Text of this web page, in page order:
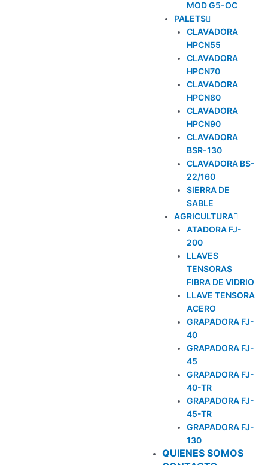
MOD G5-OC
PALETS
CLAVADORA
HPCN55
CLAVADORA
HPCN70
CLAVADORA
HPCN80
CLAVADORA
HPCN90
CLAVADORA
BSR-130
CLAVADORA BS-
22/160
SIERRA DE
SABLE
AGRICULTURA
ATADORA FJ-
200
LLAVES
TENSORAS
FIBRA DE VIDRIO
LLAVE TENSORA
ACERO
GRAPADORA FJ-
40
GRAPADORA FJ-
45
GRAPADORA FJ-
40-TR
GRAPADORA FJ-
45-TR
GRAPADORA FJ-
130
QUIENES SOMOS